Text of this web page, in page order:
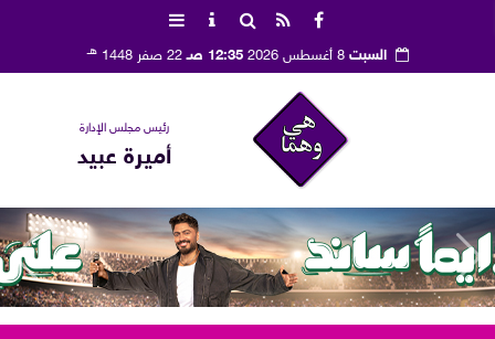
السبت8 أغسطس 2026 12:35 صـ 22 صفر 1448 هـ
رئيس مجلس الإدارة
أميرة عبيد